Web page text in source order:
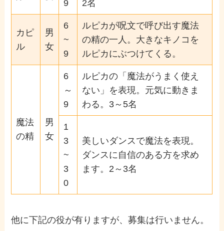
9
2名
カピ
ル
男
女
6
~
9
ルピカが呪文で呼び出す魔法
の精の一人。大きなキノコを
ルピカにぶつけてくる。
魔法
の精
男
女
6
～
9
ルピカの「魔法がうまく使え
ない」を表現。元気に動きま
わる。3～5名
1
3
~
3
0
美しいダンスで魔法を表現。
ダンスに自信のある方を求め
ます。2～3名
他に下記の役が有りますが、募集は行いません。